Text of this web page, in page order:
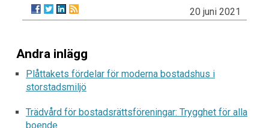
20 juni 2021
Andra inlägg
Plåttakets fördelar för moderna bostadshus i
storstadsmiljö
Trädvård för bostadsrättsföreningar: Trygghet för alla
boende